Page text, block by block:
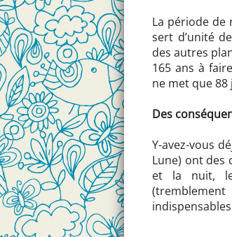
La période de
sert d’unité
des autres
165 ans à
ne met que 88
Des
Y-avez-vous
Lune) ont des
et la nuit,